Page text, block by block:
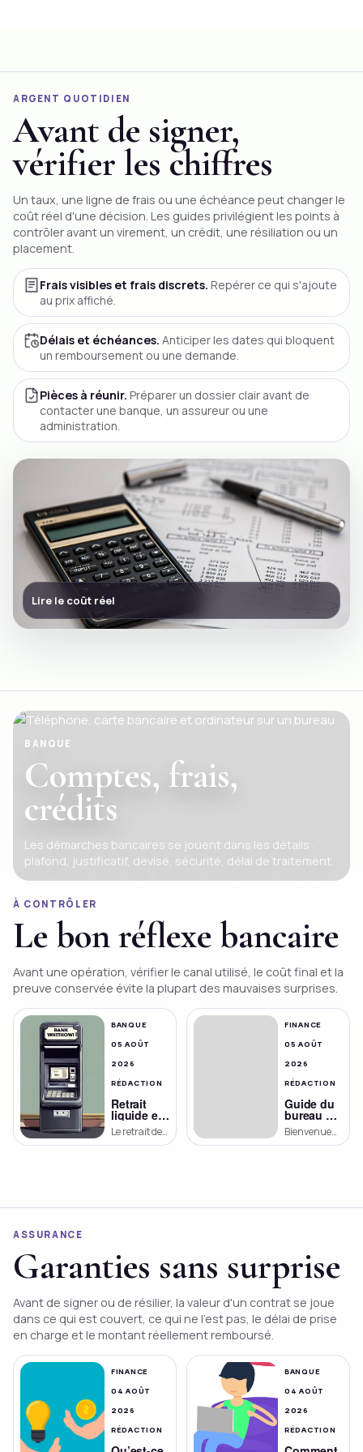
ARGENT QUOTIDIEN
Avant de signer,
vérifier les chiffres
Un taux, une ligne de frais ou une échéance peut changer le
coût réel d'une décision. Les guides privilégient les points à
contrôler avant un virement, un crédit, une résiliation ou un
placement.
Frais visibles et frais discrets. Repérer ce qui s'ajoute
au prix affiché.
Délais et échéances. Anticiper les dates qui bloquent
un remboursement ou une demande.
Pièces à réunir. Préparer un dossier clair avant de
contacter une banque, un assureur ou une
administration.
Lire le coût réel
BANQUE
Comptes, frais,
crédits
Les démarches bancaires se jouent dans les détails :
plafond, justificatif, devise, sécurité, délai de traitement.
À CONTRÔLER
Le bon réflexe bancaire
Avant une opération, vérifier le canal utilisé, le coût final et la
preuve conservée évite la plupart des mauvaises surprises.
BANQUE
05 AOÛT
2026
RÉDACTION
Retrait
liquide en
banque :
comment
ça se
Le retrait de
liquidité en
nécessaire
ce soit au […]
FINANCE
05 AOÛT
2026
RÉDACTION
Guide du
bureau de
change à
Besançon
: où
simplicité
Bienvenue
dans cet
vous êtes en
ASSURANCE
Garanties sans surprise
Avant de signer ou de résilier, la valeur d'un contrat se joue
dans ce qui est couvert, ce qui ne l'est pas, le délai de prise
en charge et le montant réellement remboursé.
FINANCE
04 AOÛT
2026
RÉDACTION
BANQUE
04 AOÛT
2026
RÉDACTION